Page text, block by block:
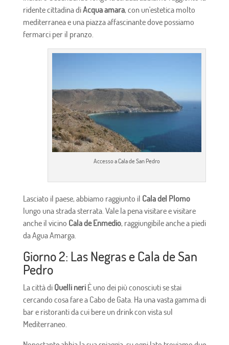
ridente cittadina diAcqua amara, con un'estetica molto
mediterranea e una piazza affascinante dove possiamo
fermarci per il pranzo.
Accesso a Cala de San Pedro
Lasciato il paese, abbiamo raggiunto il Cala del Plomo
lungo una strada sterrata. Vale la pena visitare e visitare
anche il vicino Cala de Enmedio, raggiungibile anche a piedi
da Agua Amarga.
Giorno 2: Las Negras e Cala de San
Pedro
La città di Quelli neriÈ uno dei più conosciuti se stai
cercando cosa fare a Cabo de Gata. Ha una vasta gamma di
bar e ristoranti da cui bere un drink con vista sul
Mediterraneo.